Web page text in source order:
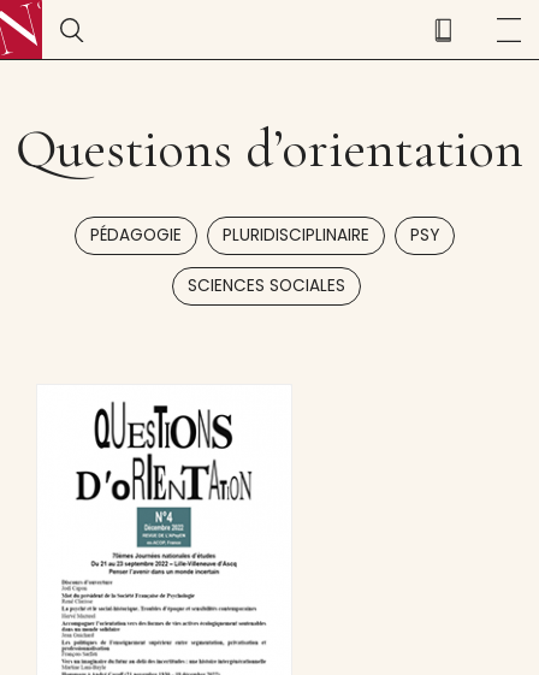
Questions d’orientation
PÉDAGOGIE PLURIDISCIPLINAIRE PSY
SCIENCES SOCIALES